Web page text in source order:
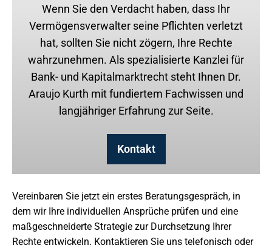
Wenn Sie den Verdacht haben, dass Ihr
Vermögensverwalter seine Pflichten verletzt
hat, sollten Sie nicht zögern, Ihre Rechte
wahrzunehmen. Als spezialisierte Kanzlei für
Bank- und Kapitalmarktrecht steht Ihnen Dr.
Araujo Kurth mit fundiertem Fachwissen und
langjähriger Erfahrung zur Seite.
Kontakt
Vereinbaren Sie jetzt ein erstes Beratungsgespräch, in
dem wir Ihre individuellen Ansprüche prüfen und eine
maßgeschneiderte Strategie zur Durchsetzung Ihrer
Rechte entwickeln. Kontaktieren Sie uns telefonisch oder